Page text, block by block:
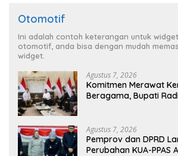
Otomotif
Ini adalah contoh keterangan untuk
otomotif, anda bisa dengan mudah
widget.
Agustus 7, 2026
Komitmen Merawat
Beragama, Bupati
Agustus 7, 2026
Pemprov dan DPRD
Perubahan KUA-PPAS